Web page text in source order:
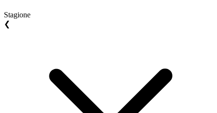
Stagione
❮